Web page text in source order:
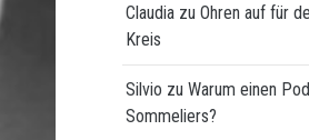
Claudia zu Ohren auf für
Kreis
Silvio zu Warum einen
Sommeliers?